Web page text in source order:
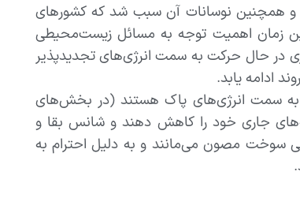
تا 2014م صعودی بوده است) و همچنین نوسانات آن سبب شد که کشورهای
زمان اهمیت توجه به مسائل زیست‌محیطی
در حال حرکت به سمت انرژی‌های تجدیدپذیر
ادامه یابد.
به سمت انرژی‌های پاک هستند (در بخش‌های
جاری خود را کاهش دهند و شانس بقا و
سوخت مصون می‌مانند و به دلیل احترام به